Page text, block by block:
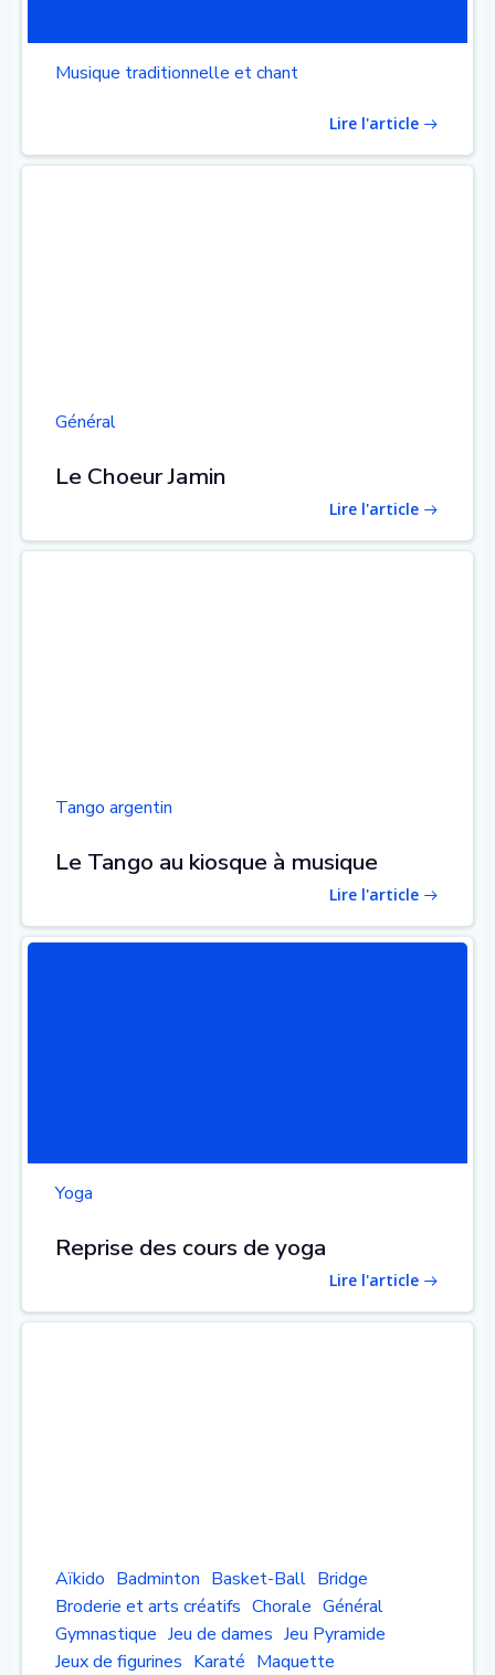
Musique traditionnelle et chant
Lire l'article
Général
Le Choeur Jamin
Lire l'article
Tango argentin
Le Tango au kiosque à musique
Lire l'article
Yoga
Reprise des cours de yoga
Lire l'article
Aïkido Badminton Basket-Ball Bridge
Broderie et arts créatifs Chorale Général
Gymnastique Jeu de dames Jeu Pyramide
Jeux de figurines Karaté Maquette